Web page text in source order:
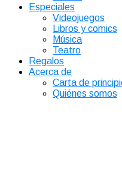
Especiales
Videojuegos
Libros y comics
Música
Teatro
Regalos
Acerca de
Carta de
Quiénes somos